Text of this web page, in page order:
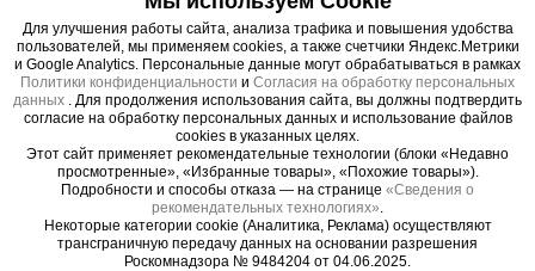
Изготовлен из высокоуглеродистой стали марки
76. Накатная резьба выдерживает нагрузку до 14
т.
Важные преимущества –
эффективная работа
Для улучшения работы сайта, анализа трафика и повышения удобства
пользователей, мы применяем cookies, а также счетчики Яндекс.Метрики
и Google Analytics. Персональные данные могут обрабатываться в рамках
Политики конфиденциальности и Согласия на обработку персональных
данных
. Для продолжения использования сайта, вы должны подтвердить
согласие на обработку персональных данных и использование файлов
cookies в указанных целях.
Этот сайт применяет рекомендательные технологии (блоки «Недавно
просмотренные», «Избранные товары», «Похожие товары»).
Подробности и способы отказа — на странице «Сведения о
рекомендательных технологиях»
Некоторые категории cookie (Аналитика, Реклама) осуществляют
трансграничную передачу данных на основании разрешения
Роскомнадзора № 9484204 от 04.06.2025.